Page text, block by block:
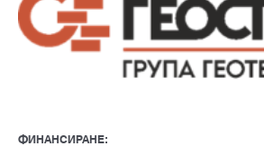
ФИНАНСИРАНЕ: